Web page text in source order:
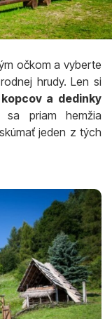
očkom a vyberte
hrudy. Len si
a dedinky
sa priam hemžia
jeden z tých